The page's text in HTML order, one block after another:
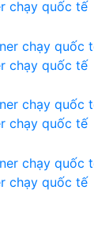
chạy quốc tế
chạy quốc tế
chạy quốc tế
chạy quốc tế